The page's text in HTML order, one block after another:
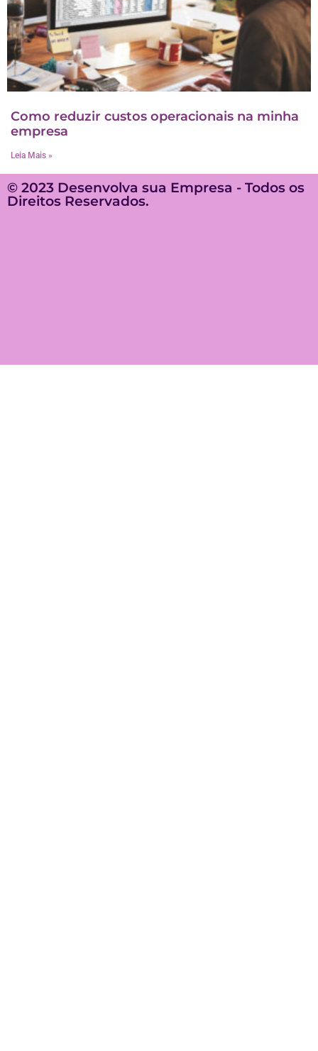
Como reduzir custos operacionais na minha
empresa
Leia Mais »
© 2023 Desenvolva sua Empresa - Todos os
Direitos Reservados.